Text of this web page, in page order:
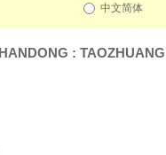
中文简体
: TAOZHUANG